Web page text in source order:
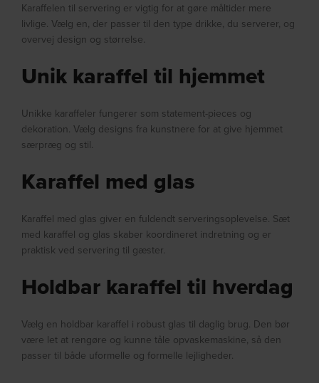
Karaffelen til servering er vigtig for at gøre måltider mere
livlige. Vælg en, der passer til den type drikke, du serverer, og
overvej design og størrelse.
Unik karaffel til hjemmet
Unikke karaffeler fungerer som statement-pieces og
dekoration. Vælg designs fra kunstnere for at give hjemmet
særpræg og stil.
Karaffel med glas
Karaffel med glas giver en fuldendt serveringsoplevelse. Sæt
med karaffel og glas skaber koordineret indretning og er
praktisk ved servering til gæster.
Holdbar karaffel til hverdag
Vælg en holdbar karaffel i robust glas til daglig brug. Den bør
være let at rengøre og kunne tåle opvaskemaskine, så den
passer til både uformelle og formelle lejligheder.